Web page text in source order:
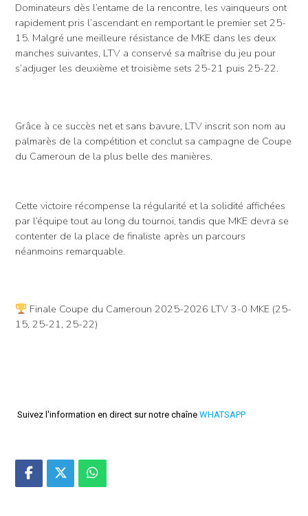
Dominateurs dès l’entame de la rencontre, les vainqueurs ont
rapidement pris l’ascendant en remportant le premier set 25-
15. Malgré une meilleure résistance de MKE dans les deux
manches suivantes, LTV a conservé sa maîtrise du jeu pour
s’adjuger les deuxième et troisième sets 25-21 puis 25-22.
Grâce à ce succès net et sans bavure, LTV inscrit son nom au
palmarès de la compétition et conclut sa campagne de Coupe
du Cameroun de la plus belle des manières.
Cette victoire récompense la régularité et la solidité affichées
par l’équipe tout au long du tournoi, tandis que MKE devra se
contenter de la place de finaliste après un parcours
néanmoins remarquable.
Finale Coupe du Cameroun 2025-2026 LTV 3-0 MKE (25-
15, 25-21, 25-22)
Suivez l'information en direct sur notre chaîne WHATSAPP